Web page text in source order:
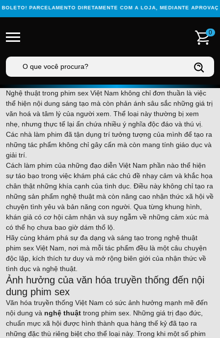
PARCELAMENTO DIRETAMENTE COM A LOJA, MEDIANTE APROVAÇÃO
0
Nghệ thuật trong phim sex Việt Nam không chỉ đơn thuần là việc
thể hiện nội dung sáng tạo mà còn phản ánh sâu sắc những giá trị
văn hoá và tâm lý của người xem. Thể loại này thường bị xem
nhẹ, nhưng thực tế lại ẩn chứa nhiều ý nghĩa độc đáo và thú vị.
Các nhà làm phim đã tận dụng trí tưởng tượng của mình để tạo ra
những tác phẩm không chỉ gây cấn mà còn mang tính giáo dục và
giải trí.
Cách làm phim của những đạo diễn Việt Nam phần nào thể hiện
sự táo bạo trong việc khám phá các chủ đề nhạy cảm và khắc họa
chân thật những khía cạnh của tình dục. Điều này không chỉ tạo ra
những sản phẩm nghệ thuật mà còn nâng cao nhận thức xã hội về
chuyện tình yêu và bản năng con người. Qua từng khung hình,
khán giả có cơ hội cảm nhận và suy ngẫm về những cảm xúc mà
có thể họ chưa bao giờ dám thổ lộ.
Hãy cùng khám phá sự đa dạng và sáng tạo trong nghệ thuật
phim sex Việt Nam, nơi mà mỗi tác phẩm đều là một câu chuyện
độc lập, kích thích tư duy và mở rộng biên giới của nhận thức về
tình dục và nghệ thuật.
Ảnh hưởng của văn hóa truyền thống đến nội
dung phim sex
Văn hóa truyền thống Việt Nam có sức ảnh hưởng mạnh mẽ đến
nội dung và nghệ thuật trong phim sex. Những giá trị đạo đức,
chuẩn mực xã hội được hình thành qua hàng thế kỷ đã tạo ra
những đặc thù riêng biệt cho thể loại này. Trong khi một số phim